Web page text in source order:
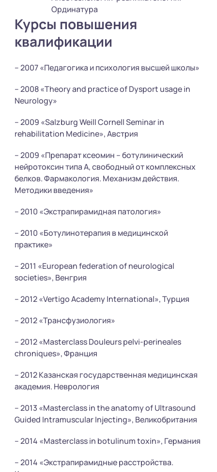
Ординатура
Курсы повышения
квалификации
– 2007 «Педагогика и психология высшей школы»
– 2008 «Theory and practice of Dysport usage in
Neurology»
– 2009 «Salzburg Weill Cornell Seminar in
rehabilitation Medicine», Австрия
– 2009 «Препарат ксеомин – ботулинический
нейротоксин типа А, свободный от комплексных
белков. Фармакология. Механизм действия.
Методики введения»
– 2010 «Экстрапирамидная патология»
– 2010 «Ботулинотерапия в медицинской
практике»
– 2011 «European federation of neurological
societies», Венгрия
– 2012 «Vertigo Academy International», Турция
– 2012 «Трансфузиология»
– 2012 «Masterclass Douleurs pelvi-perineales
chroniques», Франция
– 2012 Казанская государственная медицинская
академия. Неврология
– 2013 «Masterclass in the anatomy of Ultrasound
Guided Intramuscular Injecting», Великобритания
– 2014 «Masterclass in botulinum toxin», Германия
– 2014 «Экстрапирамидные расстройства.